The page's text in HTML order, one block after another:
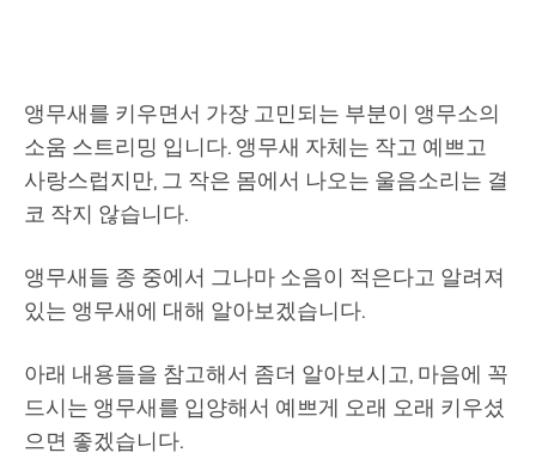
앵무새를 키우면서 가장 고민되는 부분이 앵무소의
소움 스트리밍 입니다. 앵무새 자체는 작고 예쁘고
사랑스럽지만, 그 작은 몸에서 나오는 울음소리는 결
코 작지 않습니다.
앵무새들 종 중에서 그나마 소음이 적은다고 알려져
있는 앵무새에 대해 알아보겠습니다.
아래 내용들을 참고해서 좀더 알아보시고, 마음에 꼭
드시는 앵무새를 입양해서 예쁘게 오래 오래 키우셨
으면 좋겠습니다.